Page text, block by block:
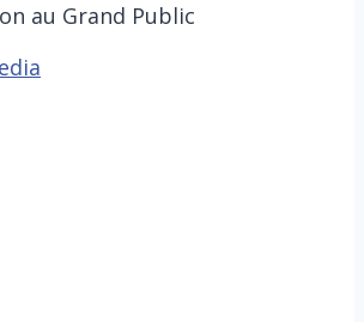
au Grand Public